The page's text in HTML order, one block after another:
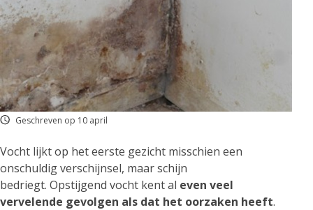
Geschreven op 10 april
Vocht lijkt op het eerste gezicht misschien een
onschuldig verschijnsel, maar schijn
bedriegt. Opstijgend vocht kent al even veel
vervelende gevolgen als dat het oorzaken heeft.